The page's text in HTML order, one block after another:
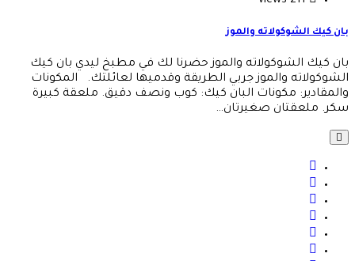
كيك الشوكولاته والموز
كيك الشوكولاته والموز حضرنا لك في مطبخ ليدي بان كيك
والموز جربي الطريقة وقدميها لعائلتك. المكونات
مكونات البان كيك: كوب ونصف دقيق. ملعقة كبيرة
ملعقتان صغيرتان…